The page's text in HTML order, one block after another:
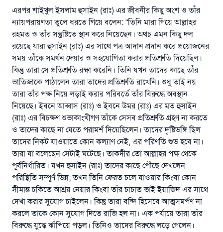
এরপর শাইখুল ইসলাম হুসাইন (রাঃ) এর জীবনীর কিছু অংশ ও তাঁর
ন্যায়পরায়ণতা তুলে ধরতে গিয়ে বলেন: “তিনি মারা গিয়ে আল্লাহর
রহমত ও তাঁর সন্তুষ্টিতে স্থান করে নিয়েছেন। অথচ এমন কিছু দল
রয়েছে যারা হুসাইন (রাঃ) এর সাথে পত্র আদান প্রদান করে প্রয়োজনের
সময় তাঁকে সমর্থন দেয়ার ও সহযোগিতা করার প্রতিশ্রুতি দিয়েছিল।
কিন্তু তারা সে প্রতিশ্রুতি রক্ষা করেনি। তিনি যখন তাদের কাছে তাঁর
ভাতিজাকে পাঠালেন তারা তাদের প্রতিশ্রুতি রাখেনি। শুধু তাই নয়
তারা তাঁর পক্ষ নিয়ে লড়াই করার পরিবর্তে তাঁর বিরুদ্ধে অবস্থান
নিয়েছে। ইবনে আব্বাস (রাঃ) ও ইবনে উমর (রাঃ) এর মত হুসাইন
(রাঃ) এর বিচক্ষণ শুভাকাংখীগণ তাঁকে সেসব প্রতিশ্রুতি গ্রহণ না করতে
ও তাদের কাছে না যেতে পরামর্শ দিয়েছিলেন। তাদের দৃষ্টিভঙ্গি ছিল
তাদের নিকট যাওয়াতে কোন কল্যাণ নেই, এর পরিণতি শুভ হবে না।
তারা যা বলেছেন সেটাই ঘটেছে। তাকদীর তো আল্লাহর পক্ষ থেকে
পূর্বনির্ধারিত। যখন হুসাইন (রাঃ) তাদের কাছে পৌঁছে দেখলেন
পরিস্থিতি সম্পূর্ণ ভিন্ন; তখন তিনি ফেরত চলে যাওয়ার কিংবা কোন
সীমান্ত চকিতে আশ্রয় নেয়ার কিংবা তাঁর চাচাত ভাই ইয়াজিদ এর সাথে
দেখা করার সুযোগ চাইলেন। কিন্তু তারা বন্দি হিসেবে আত্মসমর্পণ না
করলে তাকে কোন সুযোগ দিতে রাজি হল না। এক পর্যায়ে তারা তাঁর
বিরুদ্ধে যুদ্ধে ঝাঁপিয়ে পড়ল। তিনিও তাদের বিরুদ্ধে লড়ে গেলেন।